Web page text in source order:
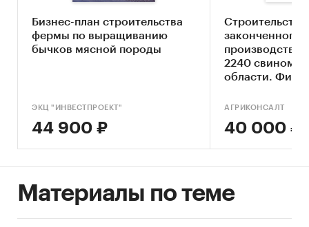
предприятия
После приобретения готового бизнес-плана:
сравните предстоящий бизнес с Вашими
получения финансирования
Минсельхоз РФ.
Налогообложение:с учетом изменений с
Бизнес-план строительства
фермы по выращиванию
бычков мясной породы
ЭКЦ "ИНВЕСТПРОЕКТ"
44 900 ₽
законченного
2240
области.
проекта
АГРИКОНСАЛТ
40 000 ₽
Материалы по теме